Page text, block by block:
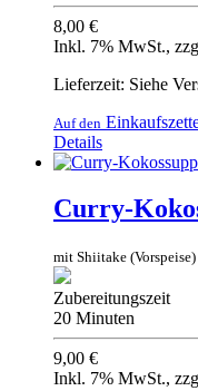
8,00 €
Inkl. 7% MwSt.,
Lieferzeit: Siehe
Auf den
Details
Curry-
mit Shiitake (Vorspeise)
Zubereitungszeit
20 Minuten
9,00 €
Inkl. 7% MwSt.,